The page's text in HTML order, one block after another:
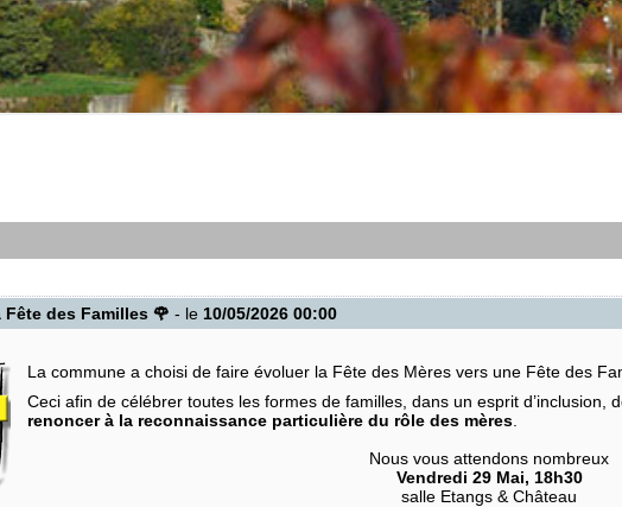
des Familles 🌹 - le 10/05/2026 00:00
La commune a choisi de faire évoluer la Fête des Mères vers une Fête des
Ceci afin de célébrer toutes les formes de familles, dans un esprit d’inclusion,
renoncer à la reconnaissance particulière du rôle des mères
Nous vous attendons nombreux
Vendredi 29 Mai, 18h30
salle Etangs & Château